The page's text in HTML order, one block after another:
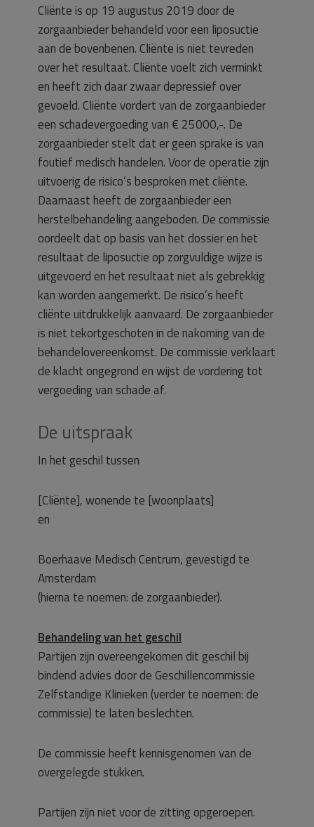
Cliënte is op 19 augustus 2019 door de
zorgaanbieder behandeld voor een liposuctie
aan de bovenbenen. Cliënte is niet tevreden
over het resultaat. Cliënte voelt zich verminkt
en heeft zich daar zwaar depressief over
gevoeld. Cliënte vordert van de zorgaanbieder
een schadevergoeding van € 25000,-. De
zorgaanbieder stelt dat er geen sprake is van
foutief medisch handelen. Voor de operatie zijn
uitvoerig de risico’s besproken met cliënte.
Daarnaast heeft de zorgaanbieder een
herstelbehandeling aangeboden. De commissie
oordeelt dat op basis van het dossier en het
resultaat de liposuctie op zorgvuldige wijze is
uitgevoerd en het resultaat niet als gebrekkig
kan worden aangemerkt. De risico’s heeft
cliënte uitdrukkelijk aanvaard. De zorgaanbieder
is niet tekortgeschoten in de nakoming van de
behandelovereenkomst. De commissie verklaart
de klacht ongegrond en wijst de vordering tot
vergoeding van schade af.
De uitspraak
In het geschil tussen
[Cliënte], wonende te [woonplaats]
en
Boerhaave Medisch Centrum, gevestigd te
Amsterdam
(hierna te noemen: de zorgaanbieder).
Behandeling van het geschil
Partijen zijn overeengekomen dit geschil bij
bindend advies door de Geschillencommissie
Zelfstandige Klinieken (verder te noemen: de
commissie) te laten beslechten.
De commissie heeft kennisgenomen van de
overgelegde stukken.
Partijen zijn niet voor de zitting opgeroepen.